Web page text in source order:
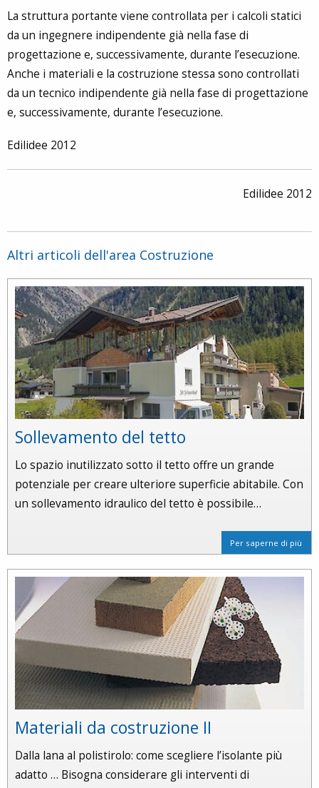
La struttura portante viene controllata per i calcoli statici
da un ingegnere indipendente già nella fase di
progettazione e, successivamente, durante l’esecuzione.
Anche i materiali e la costruzione stessa sono controllati
da un tecnico indipendente già nella fase di progettazione
e, successivamente, durante l’esecuzione.
Edilidee 2012
Edilidee 2012
Altri articoli dell'area Costruzione
Sollevamento del tetto
Lo spazio inutilizzato sotto il tetto offre un grande
potenziale per creare ulteriore superficie abitabile. Con
un sollevamento idraulico del tetto è possibile…
Per saperne di più
Materiali da costruzione II
Dalla lana al polistirolo: come scegliere l’isolante più
adatto … Bisogna considerare gli interventi di